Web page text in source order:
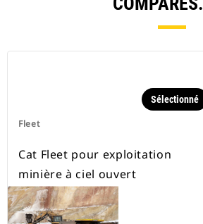
Fleet
Sélectionné
Cat Fleet pour exploitation
minière à ciel ouvert